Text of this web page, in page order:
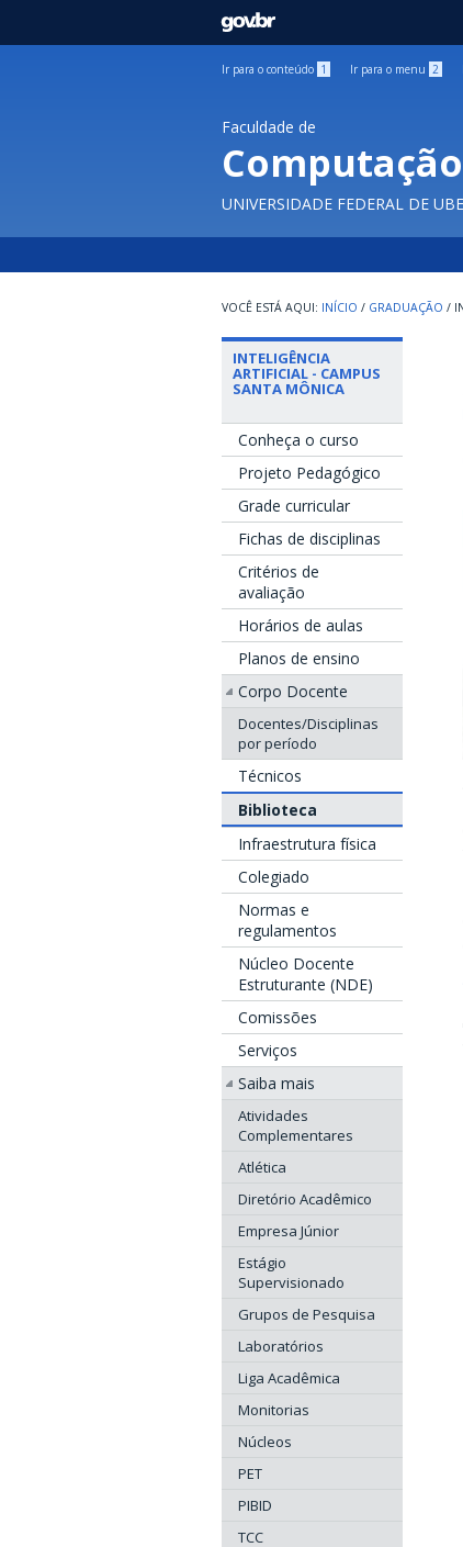
GOVBR
Ir para o conteúdo 1 Ir para o menu 2
Faculdade de
Computação
UNIVERSIDADE FEDERAL DE
INÍCIO / GRADUAÇÃO /
INTELIGÊNCIA
ARTIFICIAL - CAMPUS
SANTA MÔNICA
Conheça o curso
Projeto Pedagógico
Grade curricular
Fichas de disciplinas
Critérios de
avaliação
Horários de aulas
Planos de ensino
Corpo Docente
Docentes/Disciplinas
por período
Técnicos
Biblioteca
Infraestrutura física
Colegiado
Normas e
regulamentos
Núcleo Docente
Estruturante (NDE)
Comissões
Serviços
Saiba mais
Atividades
Complementares
Atlética
Diretório Acadêmico
Empresa Júnior
Estágio
Supervisionado
Grupos de Pesquisa
Laboratórios
Liga Acadêmica
Monitorias
Núcleos
PET
PIBID
TCC